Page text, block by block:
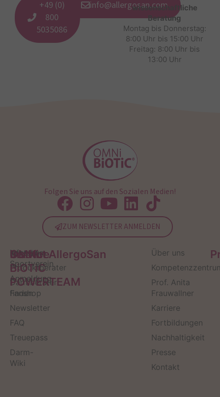
+49 (0)
800
5035086
info@allergosan.com
wissenschaftliche
Beratung
Montag bis Donnerstag:
8:00 Uhr bis 15:00 Uhr
Freitag: 8:00 Uhr bis
13:00 Uhr
Folgen Sie uns auf den Sozialen Medien!
ZUM NEWSLETTER ANMELDEN
Service
Kontakt
Produktberater
Darmberater
finden
Newsletter
FAQ
Treuepass
Darm-
Wiki
OMNi-
BiOTiC
POWERTEAM
Infos zum
Sportverein
Anmeldung
Fanshop
Institut AllergoSan
Über uns
Prof. Anita
Frauwallner
Karriere
Fortbildungen
Nachhaltigkeit
Presse
Kontakt